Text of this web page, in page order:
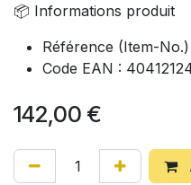
📦 Informations produit
Référence (Item-
Code EAN :
142,00 €